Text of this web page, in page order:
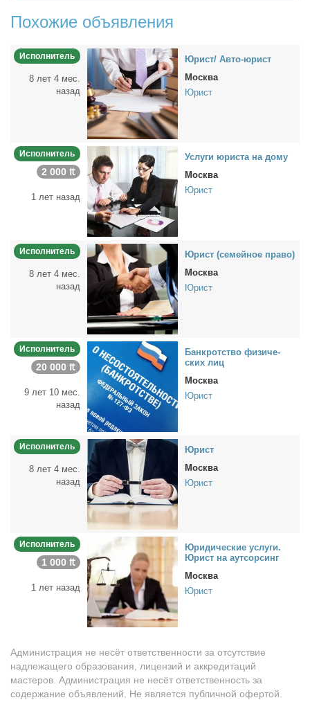
Похожие объявления
Исполнитель
8 лет 4 мес.
назад
Юрист/ Ав­то-юрист
Москва
Юрист
Исполнитель
2 000 ₶
1 лет назад
Услу­ги юри­ста на до­му
Москва
Юрист
Исполнитель
8 лет 4 мес.
назад
Юрист (се­мей­ное пра­во)
Москва
Юрист
Исполнитель
20 000 ₶
9 лет 10 мес.
назад
Банк­рот­ство физи­че­
ских лиц
Москва
Юрист
Исполнитель
8 лет 4 мес.
назад
Юрист
Москва
Юрист
Исполнитель
1 000 ₶
1 лет назад
Юри­ди­че­ские услу­ги.
Юрист на аут­сор­синг
Москва
Юрист
Администрация не несёт ответственности за отсутствие
надлежащего образования, лицензий и аккредитаций
мастеров. Администрация не несёт ответственность за
содержание объявлений. Не является публичной офертой.